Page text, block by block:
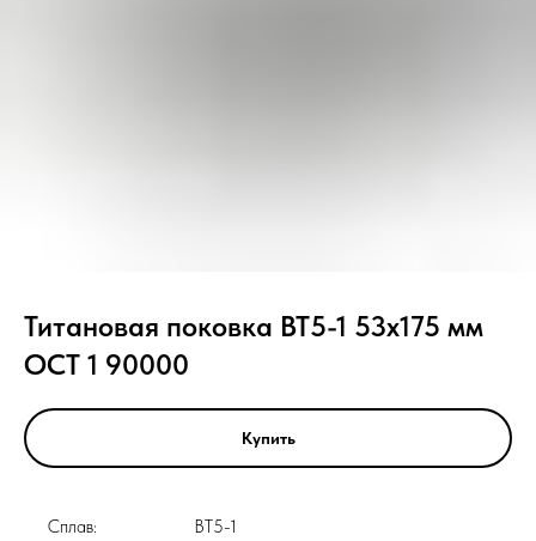
Титановая поковка ВТ5-1 53x175 мм
ОСТ 1 90000
Купить
Сплав: ВТ5-1